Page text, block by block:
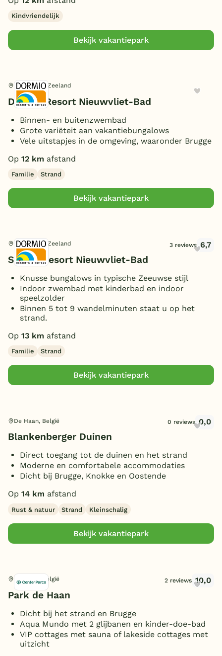
Kindvriendelijk
Bekijk vakantiepark
Nieuwvliet, Zeeland
Dormio Resort Nieuwvliet-Bad
Binnen- en buitenzwembad
Grote variëteit aan vakantiebungalows
Vele uitstapjes in de omgeving, waaronder Brugge
Op 12 km afstand
Familie Strand
Bekijk vakantiepark
Nieuwvliet, Zeeland 3 reviews 6,7
Strand Resort Nieuwvliet-Bad
Knusse bungalows in typische Zeeuwse stijl
Indoor zwembad met kinderbad en indoor
speelzolder
Binnen 5 tot 9 wandelminuten staat u op het
strand.
Op 13 km afstand
Familie Strand
Bekijk vakantiepark
De Haan, België 0 reviews 0,0
Blankenberger Duinen
Direct toegang tot de duinen en het strand
Moderne en comfortabele accommodaties
Dicht bij Brugge, Knokke en Oostende
Op 14 km afstand
Rust & natuur Strand Kleinschalig
Bekijk vakantiepark
De Haan, België 2 reviews 10,0
Park de Haan
Dicht bij het strand en Brugge
Aqua Mundo met 2 glijbanen en kinder-doe-bad
VIP cottages met sauna of lakeside cottages met
uitzicht